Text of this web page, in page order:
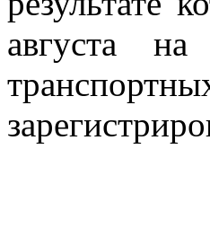
августа